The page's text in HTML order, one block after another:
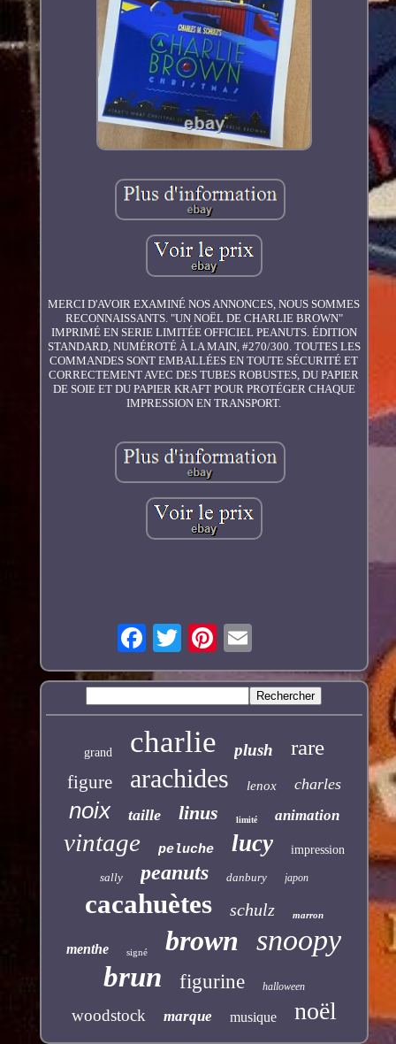
MERCI D'AVOIR EXAMINÉ NOS ANNONCES, NOUS SOMMES
RECONNAISSANTS. "UN NOËL DE CHARLIE BROWN"
IMPRIMÉ EN SERIE LIMITÉE OFFICIEL PEANUTS. ÉDITION
STANDARD, NUMÉROTÉ À LA MAIN, #270/300. TOUTES LES
COMMANDES SONT EMBALLÉES EN TOUTE SÉCURITÉ ET
CORRECTEMENT AVEC DES TUBES ROBUSTES, DU PAPIER
DE SOIE ET DU PAPIER KRAFT POUR PROTÉGER CHAQUE
IMPRESSION EN TRANSPORT.
grand charlie plush rare
figure arachides lenox charles
noix taille linus limité animation
vintage peluche lucy impression
sally peanuts danbury japon
cacahuètes schulz marron
menthe signé brown snoopy
brun figurine halloween
woodstock marque musique noël